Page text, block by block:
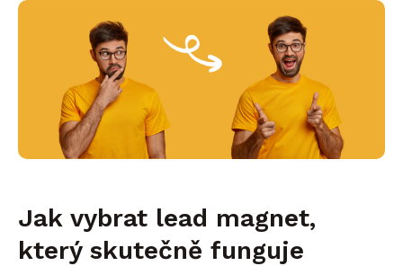
Jak vybrat lead magnet,
který skutečně funguje